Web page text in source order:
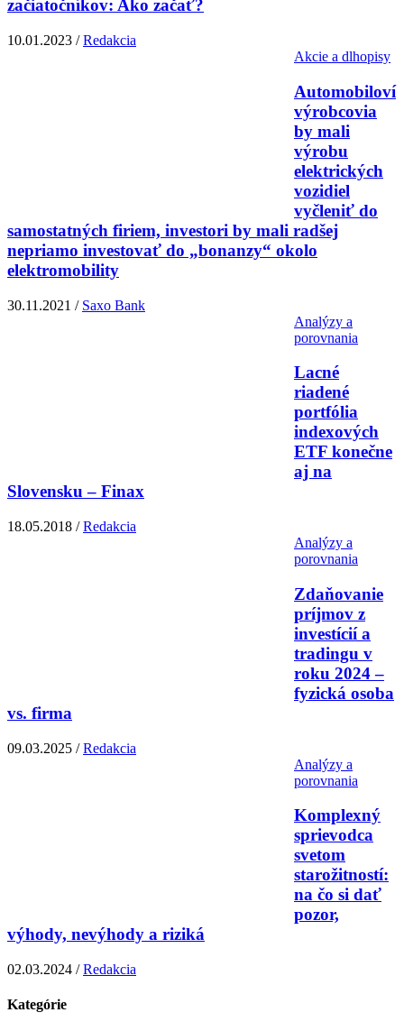
začiatočníkov: Ako začať?
10.01.2023 /Redakcia
Akcie a dlhopisy
Automobiloví
výrobcovia
by mali
výrobu
elektrických
vozidiel
vyčleniť do
samostatných firiem, investori by mali radšej
nepriamo investovať do „bonanzy“ okolo
elektromobility
30.11.2021 / Saxo Bank
Analýzy a
porovnania
Lacné
riadené
portfólia
indexových
ETF konečne
aj na
Slovensku – Finax
18.05.2018 /Redakcia
Analýzy a
porovnania
Zdaňovanie
príjmov z
investícií a
tradingu v
roku 2024 –
fyzická osoba
vs. firma
09.03.2025 /Redakcia
Analýzy a
porovnania
Komplexný
sprievodca
svetom
starožitností:
na čo si dať
pozor,
výhody, nevýhody a riziká
02.03.2024 /Redakcia
Kategórie